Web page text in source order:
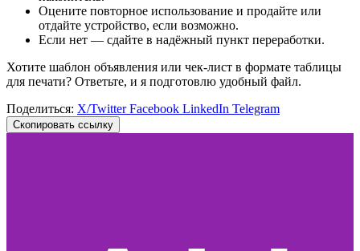
Оцените повторное использование и продайте или
отдайте устройство, если возможно.
Если нет — сдайте в надёжный пункт переработки.
Хотите шаблон объявления или чек‑лист в формате таблицы
для печати? Ответьте, и я подготовлю удобный файл.
Поделиться: X/TwitterFacebook LinkedIn Telegram
Скопировать ссылку